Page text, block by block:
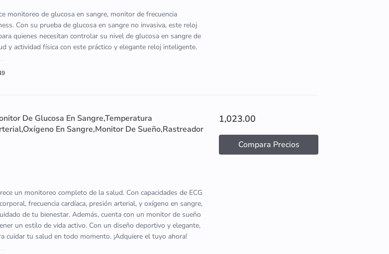
monitoreo de glucosa en sangre, monitor de frecuencia
Con su prueba de glucosa en sangre no invasiva, este reloj
quienes necesitan controlar su nivel de glucosa en sangre de
y actividad física con este práctico y elegante reloj inteligente.
De Glucosa En Sangre,Temperatura
En Sangre,Monitor De Sueño,Rastreador
un monitoreo completo de la salud. Con capacidades de ECG
frecuencia cardíaca, presión arterial, y oxígeno en sangre,
de tu bienestar. Además, cuenta con un monitor de sueño
un estilo de vida activo. Con un diseño deportivo y elegante,
cuidar tu salud en todo momento. ¡Adquiere el tuyo ahora!
1,023.00
Compara Precios